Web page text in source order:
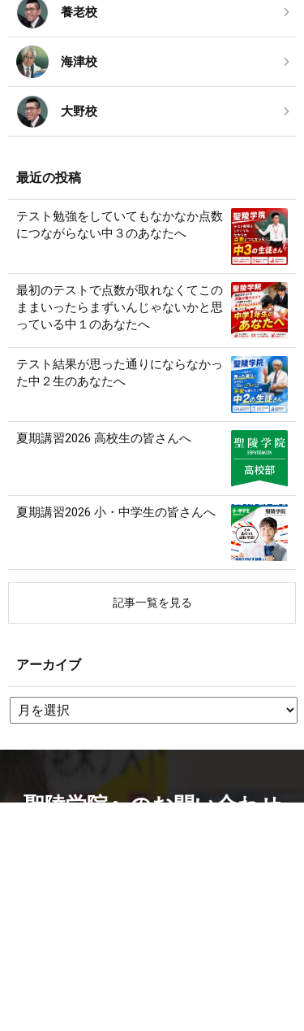
養老校
海津校
大野校
最近の投稿
テスト勉強をしていてもなかなか点数
につながらない中３のあなたへ
最初のテストで点数が取れなくてこの
ままいったらまずいんじゃないかと思
っている中１のあなたへ
テスト結果が思った通りにならなかっ
た中２生のあなたへ
夏期講習2026 高校生の皆さんへ
夏期講習2026 小・中学生の皆さんへ
記事一覧を見る
アーカイブ
聖陵学院へのお問い合わせ